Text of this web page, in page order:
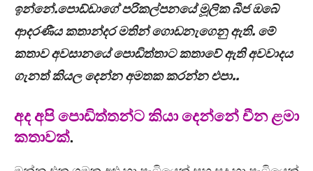
ඉන්නේ.පොඩ්ඩාගේ පරිකල්පනයේ මූලික බීජ ඔබේ
ආදරණීය කතාන්දර මතින් ගොඩනැගෙනු ඇති. මේ
කතාව අවසානයේ පොඩිත්තාට කතාවේ ඇති අවවාදය
ගැනත් කියල දෙන්න අමතක කරන්න එපා..
අද අපි පොඩිත්තන්ට කියා දෙන්නේ චීන ළමා
කතාවක්.